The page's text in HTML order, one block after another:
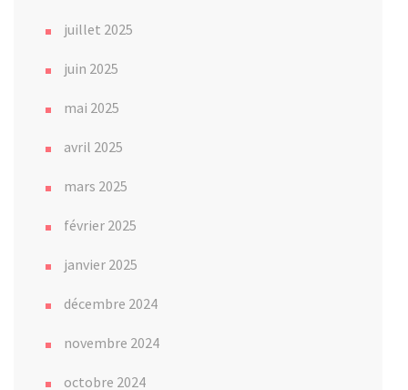
juillet 2025
juin 2025
mai 2025
avril 2025
mars 2025
février 2025
janvier 2025
décembre 2024
novembre 2024
octobre 2024